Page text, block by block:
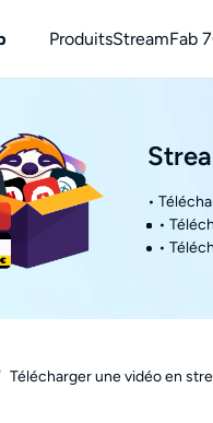
ProduitsStreamFab 7
•
•
•
Télécharger une vidéo en